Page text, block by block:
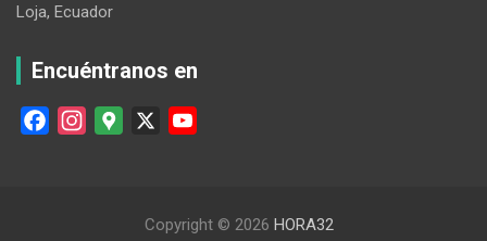
Loja, Ecuador
Encuéntranos en
u
Copyright © 2026 HORA32